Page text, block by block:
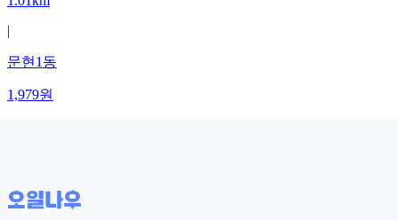
|
문현1동
1,979원